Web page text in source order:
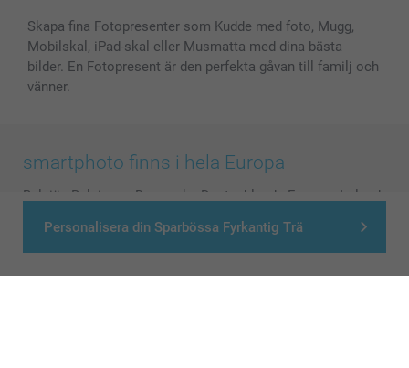
Personalisera din Sparbössa Fyrkantig Trä
Skapa fina Fotopresenter som Kudde med foto, Mugg,
Mobilskal, iPad-skal eller Musmatta med dina bästa
bilder. En Fotopresent är den perfekta gåvan till familj och
vänner.
smartphoto finns i hela Europa
België Belgique Danmark Deutschland France
Ireland
Nederland - Norge Österreich - Schweiz - Suisse